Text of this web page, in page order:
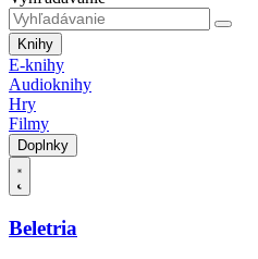
Knihy
E-knihy
Audioknihy
Hry
Filmy
Doplnky
Beletria